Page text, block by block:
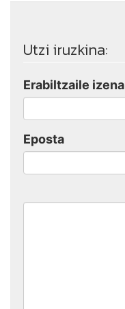
Utzi iruzkina:
Erabiltzaile izena
Eposta